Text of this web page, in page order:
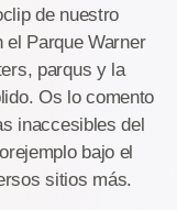
de nuestro
Parque Warner
parqus y la
Os lo comento
inaccesibles del
bajo el
sitios más.